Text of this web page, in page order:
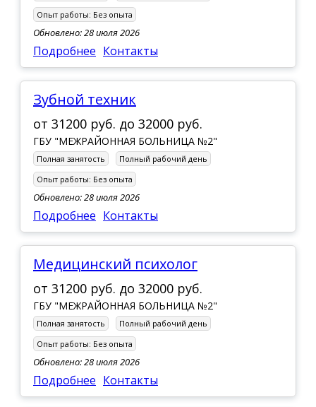
Опыт работы: Без опыта
Обновлено: 28 июля 2026
Подробнее Контакты
Зубной техник
от 31200 руб. до 32000 руб.
ГБУ "МЕЖРАЙОННАЯ БОЛЬНИЦА №2"
Полная занятость
Полный рабочий день
Опыт работы: Без опыта
Обновлено: 28 июля 2026
Подробнее Контакты
медицинский психолог
от 31200 руб. до 32000 руб.
ГБУ "МЕЖРАЙОННАЯ БОЛЬНИЦА №2"
Полная занятость
Полный рабочий день
Опыт работы: Без опыта
Обновлено: 28 июля 2026
Подробнее Контакты